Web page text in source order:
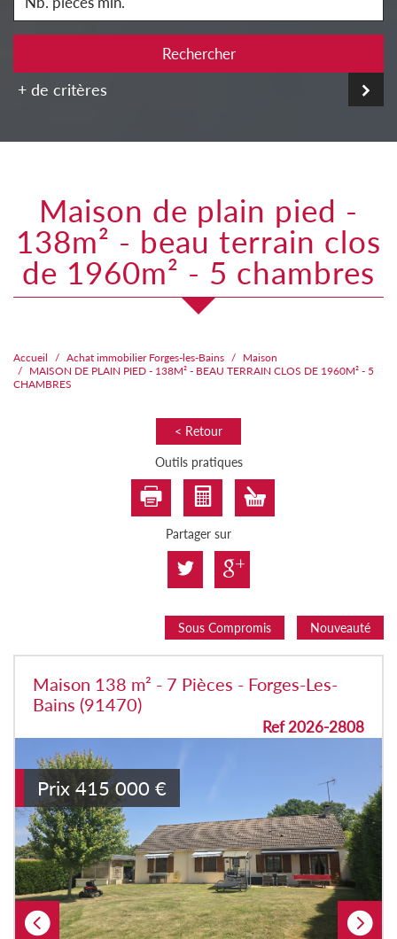
Rechercher
+ de critères
maison de plain pied -
138m² - beau terrain clos
de 1960m² - 5 chambres
Accueil Achat immobilier Forges-les-Bains
Maison
MAISON DE PLAIN PIED - 138M² - BEAU TERRAIN CLOS DE 1960M² - 5
CHAMBRES
< Retour
Outils pratiques
Partager sur
Sous Compromis Nouveauté
Maison 138 m² - 7 Pièces - Forges-Les-
Bains (91470)
Ref 2026-2808
Prix 415 000 €